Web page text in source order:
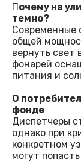
Почему на
темно?
Современные
общей
вернуть свет
фонарей
питания и
О
фонде
Диспетчеры
однако при
конкретном
могут